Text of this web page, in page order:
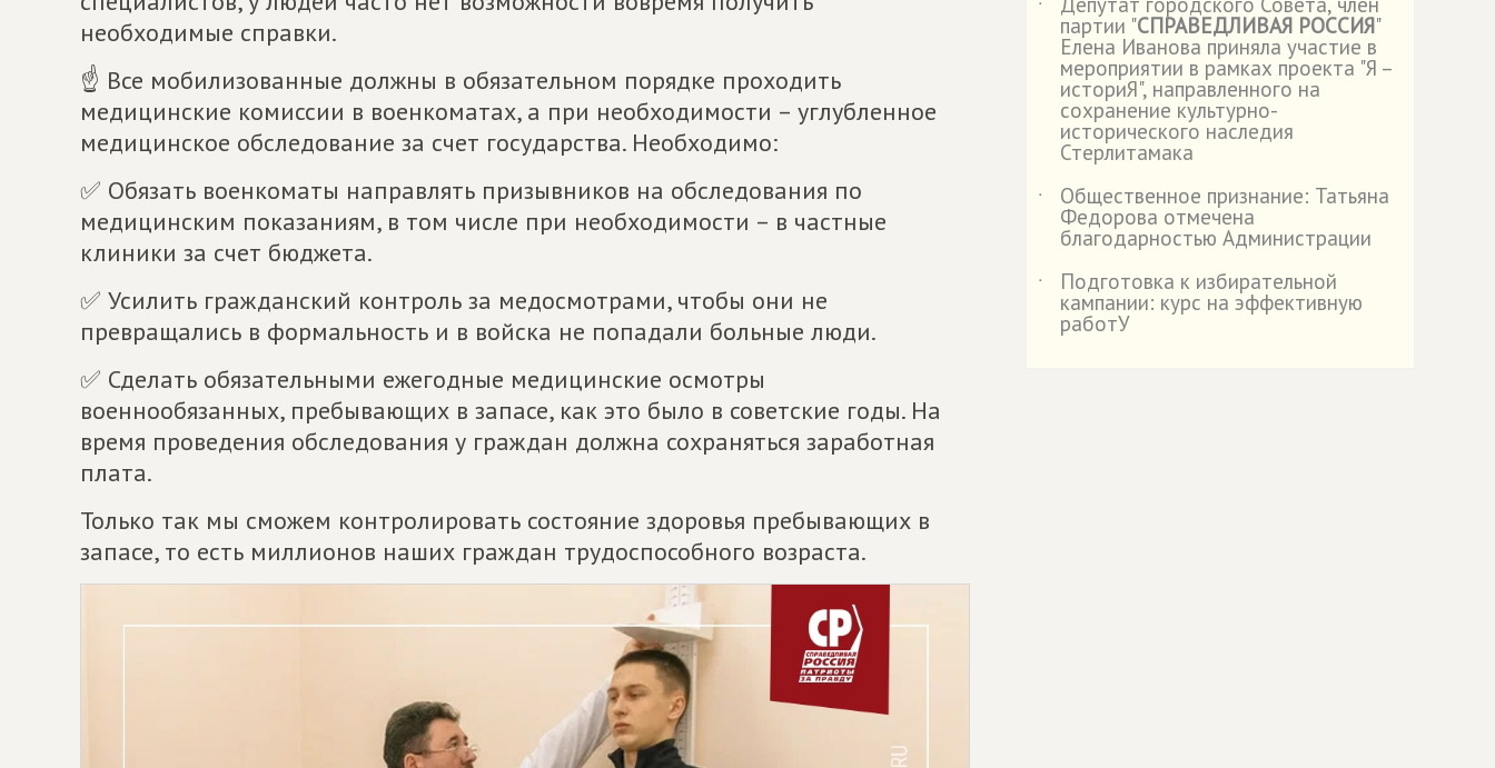
необходимые справки.
☝ Все мобилизованные должны в обязательном порядке проходить
медицинские комиссии в военкоматах, а при необходимости – углубленное
медицинское обследование за счет государства. Необходимо:
✅ Обязать военкоматы направлять призывников на обследования по
медицинским показаниям, в том числе при необходимости – в частные
клиники за счет бюджета.
✅ Усилить гражданский контроль за медосмотрами, чтобы они не
превращались в формальность и в войска не попадали больные люди.
✅ Сделать обязательными ежегодные медицинские осмотры
военнообязанных, пребывающих в запасе, как это было в советские годы. На
время проведения обследования у граждан должна сохраняться заработная
плата.
Только так мы сможем контролировать состояние здоровья пребывающих в
запасе, то есть миллионов наших граждан трудоспособного возраста.
˙
партии "СПРАВЕДЛИВАЯ РОССИЯ"
Елена Иванова приняла участие в
мероприятии в рамках проекта "Я –
историЯ", направленного на
сохранение культурно-
исторического наследия
Стерлитамака
˙
Общественное признание: Татьяна
Федорова отмечена
благодарностью Администрации
˙
Подготовка к избирательной
кампании: курс на эффективную
работУ